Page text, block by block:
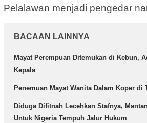
Pelalawan menjadi pengedar
BACAAN LAINNYA
Mayat Perempuan Ditemukan di Kebun,
Kepala
Penemuan Mayat Wanita Dalam Koper di
Diduga Difitnah Lecehkan Stafnya,
Untuk Nigeria Tempuh Jalur Hukum